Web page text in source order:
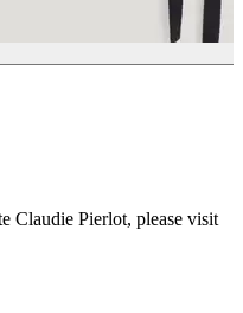
Claudie Pierlot, please visit